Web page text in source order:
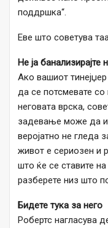
поддршка“.
Еве што советува
Не ја банализирајте
Ако вашиот
да се потсмевате со
неговата врска,
задевање може да
веројатно не гледа
живот е сериозен и
што ќе се ставите
разберете низ што
Бидете тука за него
Робертс нагласува